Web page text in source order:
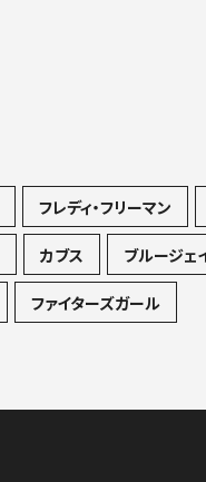
フレディ・フリーマン
カブス ブルージェ
ファイターズガール